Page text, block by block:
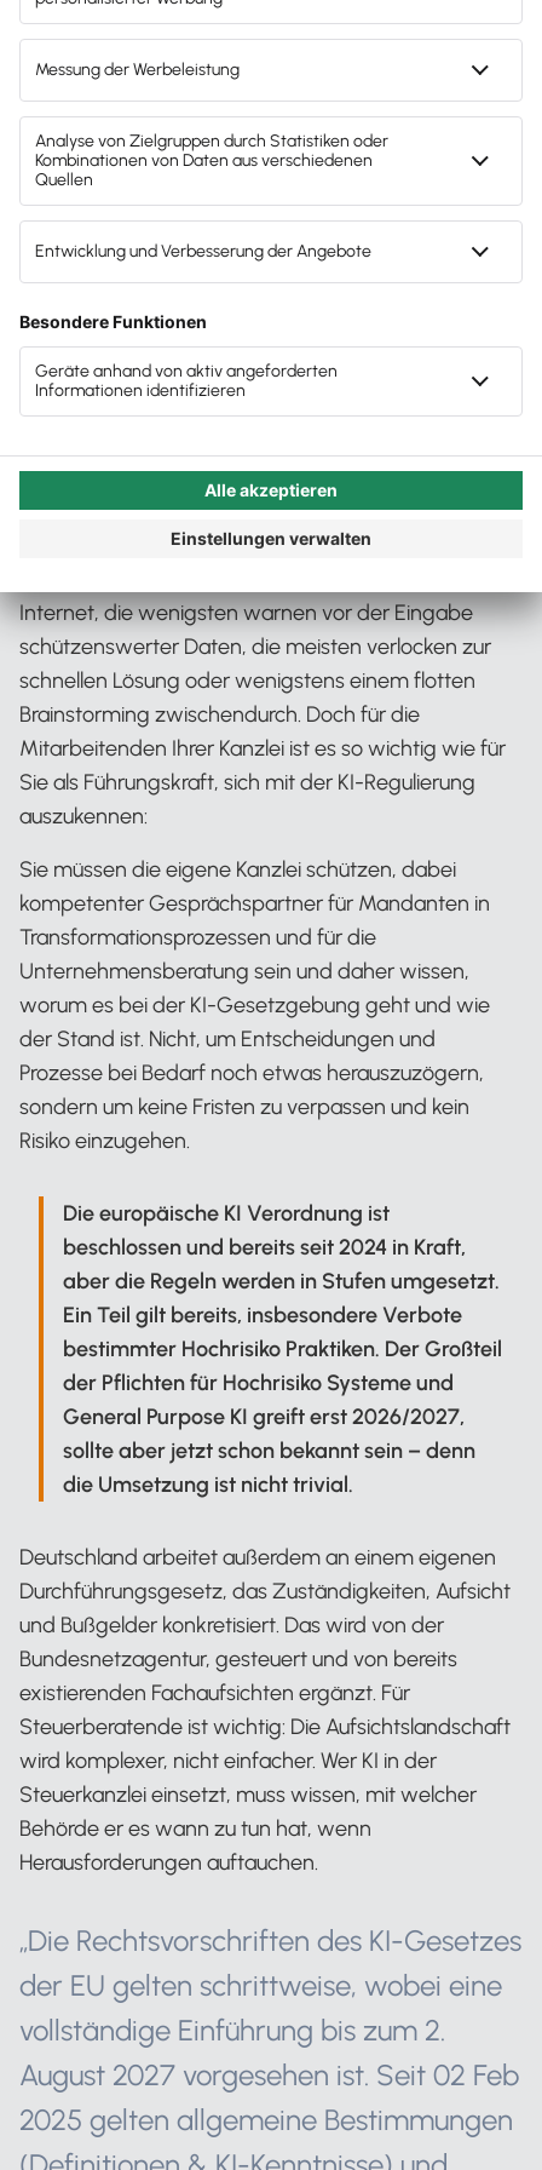
Multiplikatoren
Die Serie: KI in der Steuerkanzlei
Intelligenz in Ihrer Steuerkanzlei mit sich bringt.
Diesmal: Der AI Act. Deutschland ist bei der
Umsetzung der EU‑KI‑Verordnung zwar rein formal
auf Kurs. Praktisch ist die Durchsetzung aber noch
mitten im Prozess: Der Rechtsrahmen steht, das
nationale Durchführungsgesetz ist im Bundestag,
die Bundesnetzagentur positioniert sich – aber die
eigentliche Marktaufsicht und deren breite
Durchsetzung starten erst noch durch.
Autor:in:Carola Heine
Veröffentlicht:01.06.2026
Kategorie:Steuerberater:innen
Dauerbrenner-Thema: KI in der
Steuerkanzlei
Internet, die wenigsten warnen vor der Eingabe
schützenswerter Daten, die meisten verlocken zur
schnellen Lösung oder wenigstens einem flotten
Brainstorming zwischendurch. Doch für die
Mitarbeitenden Ihrer Kanzlei ist es so wichtig wie für
Sie als Führungskraft, sich mit der KI-Regulierung
auszukennen:
Sie müssen die eigene Kanzlei schützen, dabei
kompetenter Gesprächspartner für Mandanten in
Transformationsprozessen und für die
Unternehmensberatung sein und daher wissen,
worum es bei der KI-Gesetzgebung geht und wie
der Stand ist. Nicht, um Entscheidungen und
Prozesse bei Bedarf noch etwas herauszuzögern,
sondern um keine Fristen zu verpassen und kein
Risiko einzugehen.
Die europäische KI Verordnung ist
beschlossen und bereits seit 2024 in Kraft,
aber die Regeln werden in Stufen umgesetzt.
Ein Teil gilt bereits, insbesondere Verbote
bestimmter Hochrisiko Praktiken. Der Großteil
der Pflichten für Hochrisiko Systeme und
General Purpose KI greift erst 2026/2027,
sollte aber jetzt schon bekannt sein – denn
die Umsetzung ist nicht trivial.
Deutschland arbeitet außerdem an einem eigenen
Durchführungsgesetz, das Zuständigkeiten, Aufsicht
und Bußgelder konkretisiert. Das wird von der
Bundesnetzagentur, gesteuert und von bereits
existierenden Fachaufsichten ergänzt. Für
Steuerberatende ist wichtig: Die Aufsichtslandschaft
wird komplexer, nicht einfacher. Wer KI in der
Steuerkanzlei einsetzt, muss wissen, mit welcher
Behörde er es wann zu tun hat, wenn
Herausforderungen auftauchen.
„Die Rechtsvorschriften des KI-Gesetzes
der EU gelten schrittweise, wobei eine
vollständige Einführung bis zum 2.
August 2027 vorgesehen ist. Seit 02 Feb
2025 gelten allgemeine Bestimmungen